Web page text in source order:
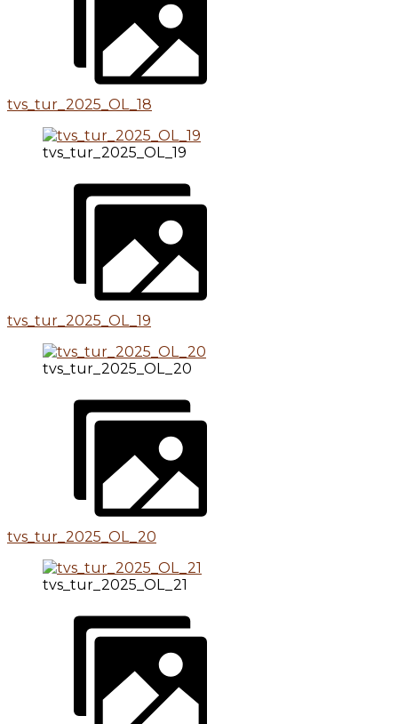
tvs_tur_2025_OL_18
tvs_tur_2025_OL_19
tvs_tur_2025_OL_19
tvs_tur_2025_OL_20
tvs_tur_2025_OL_20
tvs_tur_2025_OL_21